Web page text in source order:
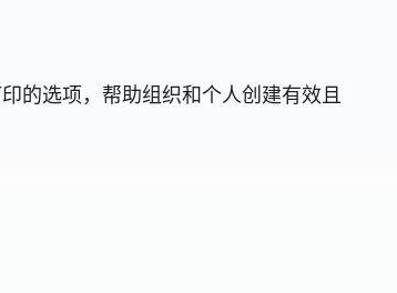
的选项，帮助组织和个人创建有效且